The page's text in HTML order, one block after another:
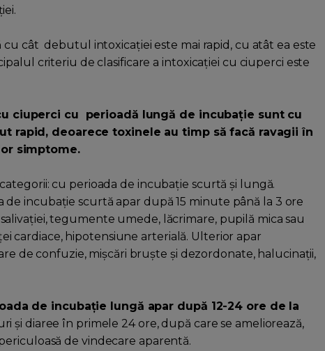
cu cât debutul intoxicaţiei este mai rapid, cu atât ea este
criteriu de clasificare a intoxicaţiei cu ciuperci este
ciuperci cu perioadă lungă de incubaţie sunt cu
rapid, deoarece toxinele au timp să facă ravagii în
simptome.
cu perioada de incubație scurtă și lungă.
incubaţie scurtă apar după 15 minute până la 3 ore
tegumente umede, lăcrimare, pupilă mica sau
cardiace, hipotensiune arterială. Ulterior apar
de confuzie, mișcări bruşte şi dezordonate, halucinaţii,
de incubaţie lungă apar după 12-24 ore de la
şi diaree în primele 24 ore, după care se ameliorează,
de vindecare aparentă.